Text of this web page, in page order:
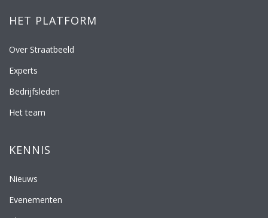
HET PLATFORM
Over Straatbeeld
Experts
Bedrijfsleden
Het team
KENNIS
Nieuws
Evenementen